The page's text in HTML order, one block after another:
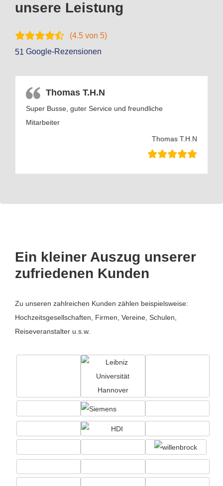
unsere Leistung
(4.5 von 5)
51 Google-Rezensionen
Thomas T.H.N
Super Busse, guter Service und freundliche
Mitarbeiter
Thomas T.H.N
Ein kleiner Auszug unserer
zufriedenen Kunden
Zu unseren zahlreichen Kunden zählen beispielsweise:
Hochzeitsgesellschaften, Firmen, Vereine, Schulen,
Reiseveranstalter u.s.w.